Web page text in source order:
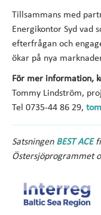
Tillsammans med
Energikontor Syd vad
efterfrågan och
ökar på nya
För mer information,
Tommy Lindström,
Tel 0735-44 86 29,
Satsningen BEST ACE
Östersjöprogrammet